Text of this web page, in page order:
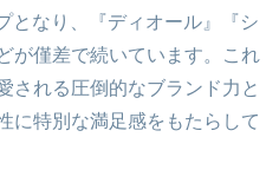
となり、『ディオール』『シ
が僅差で続いています。これ
される圧倒的なブランド力と
に特別な満足感をもたらして